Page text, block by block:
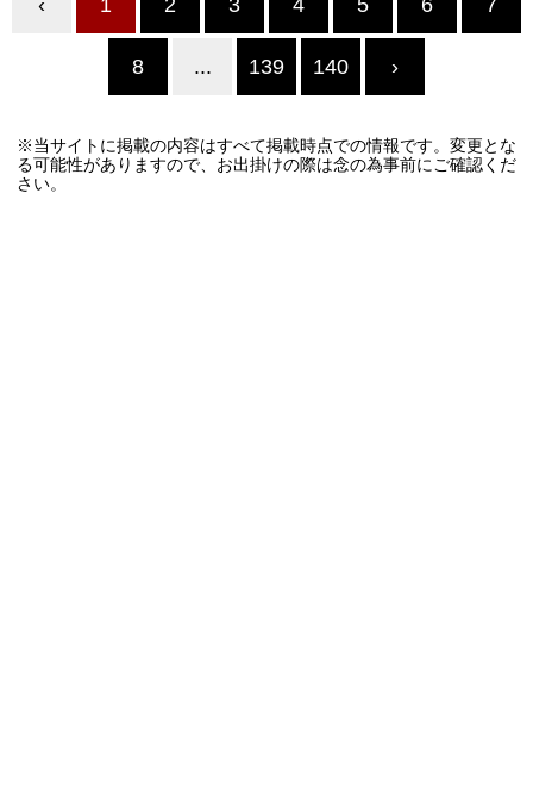
‹ 1 2 3 4 5 6 7
8 ... 139 140 ›
※当サイトに掲載の内容はすべて掲載時点での情報です。変更とな
る可能性がありますので、お出掛けの際は念の為事前にご確認くだ
さい。